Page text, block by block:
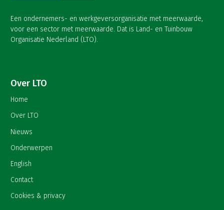
Een ondernemers- en werkgeversorganisatie met meerwaarde,
voor een sector met meerwaarde. Dat is Land- en Tuinbouw
Organisatie Nederland (LTO).
Over LTO
Home
Over LTO
Nieuws
Onderwerpen
English
Contact
Cookies & privacy